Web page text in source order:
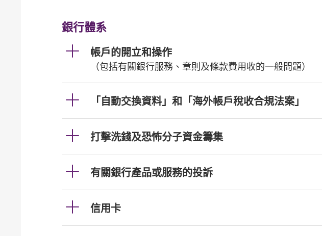
銀行體系
帳戶的開立和操作
（包括有關銀行服務、章則及條款費用收的一般問題）
「自動交換資料」和「海外帳戶稅收合規法案」
打擊洗錢及恐怖分子資金籌集
有關銀行產品或服務的投訴
信用卡